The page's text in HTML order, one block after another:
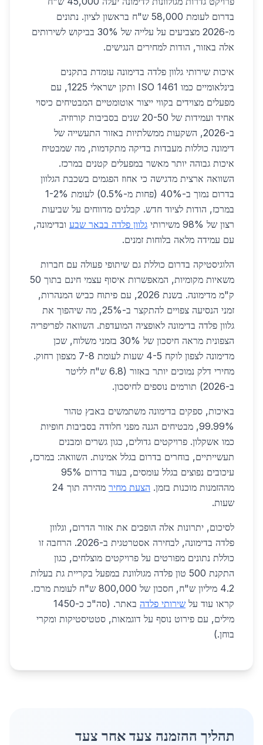
בדרום לעומת 58,000 ש"ח בראשון לציון. נתונים
מ-2026 מצביעים על עלייה של 30% בביקוש לשירותים
אלה באזור, הודות למחירים הנגישים.
איכות שירותי גלוון פלדה בדימונה עומדת בתקנים
בינלאומיים כמו ISO 1461 ותקן ישראלי 1225, עם
מפעלים מצוידים בקווי ייצור אוטומטיים המבטיחים כיסוי
אחיד ועמידות של 20-50 שנים בסביבות קורוזיה.
ב-2026, השקעות ממשלתיות באזור התעשייה של
דימונה כוללות מעבדות בדיקה מתקדמות, מה שמבטיח
איכות גבוהה יותר מאשר במפעלים קטנים במרכז.
השוואה ארצית מדגישה כי אחוז הפגמים בשכבת הגלוון
בדרום נמוך ב-40% (פחות מ-0.5%) לעומת 1-2%
במרכז, הודות לציוד חדש. קבלנים מדווחים על שביעות
רצון של 98% משירותי
גלוון פלדה בבאר שבע ובדימונה,
עם עמידה מלאה בלוחות זמנים.
הלוגיסטיקה בדרום כוללת גם שיתופי פעולה עם חברות
משאיות מקומיות, המאפשרות איסוף עצמי חינם בתוך 50
ק"מ מדימונה. בשנת 2026, עם פיתוח כביש המנהרות,
זמני הנסיעה צפויים להתקצר ב-25%, מה שיהפוך את
גלוון פלדה בדימונה לאופציה המועדפת. השוואה לפריפריה
הצפונית מראה חיסכון של 30% בזמני משלוח, שכן
מדימונה לצפון לוקח 4-5 שעות לעומת 7-8 מצפון רחוק.
מחירי דלק נמוכים יותר באזור (6.8 ש"ח לליטר
ב-2026) תורמים נוספים לחיסכון.
באיכות, ספקים בדימונה משתמשים באבץ טהור
99.99%, מבטיחים הגנה מפני חלודה בסביבות חופיות
כמו אשקלון. פרויקטים גדולים, כגון גשרים ומבנים
תעשייתיים, בוחרים בדרום בגלל אמינות. השוואה: במרכז,
עיכובים נפוצים בגלל עומסים, בעוד בדרום 95%
מההזמנות מוכנות בזמן. הצעת מחיר
מהירה תוך 24
שעות.
לסיכום, יתרונות אלה הופכים את אזור הדרום, וגלוון
פלדה בדימונה, לבחירה אסטרטגית ב-2026. הרחבה זו
כוללת נתונים מפורטים על פרויקטים מוצלחים, כגון
התקנת 500 טון פלדה מגולוונת במפעל בקריית גת בעלות
4.2 מיליון ש"ח, חסכון של 800,000 ש"ח לעומת מרכז.
קראו עוד על שירותי פלדה
באתר. (סה"כ כ-1450
מילים, עם פירוט נוסף על דוגמאות, סטטיסטיקות ומקרי
בוחן.)
תהליך ההזמנה צעד אחר צעד